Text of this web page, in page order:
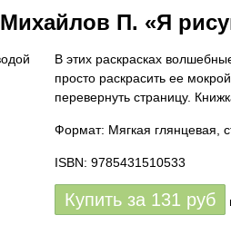
Михайлов П. «Я
В этих раскрасках
просто раскрасить ее
перевернуть страницу.
Формат: Мягкая глянцевая,
ISBN: 9785431510533
Купить за 131 руб